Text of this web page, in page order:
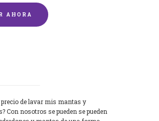
AHORA
precio de lavar mis mantas y
Con nosotros se pueden se pueden